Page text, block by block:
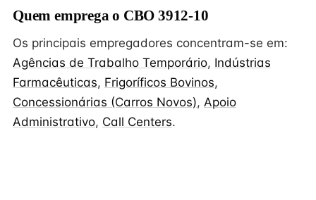
Quem emprega o CBO 3912-10
Os principais empregadores concentram-se em:
Agências de Trabalho Temporário, Indústrias
Farmacêuticas, Frigoríficos Bovinos,
Concessionárias (Carros Novos), Apoio
Administrativo, Call Centers.